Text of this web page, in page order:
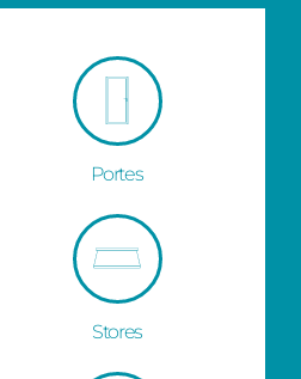
Portes
Stores